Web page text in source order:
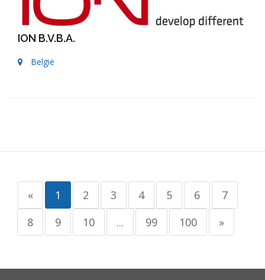
ION B.V.B.A.
België
« 1 2 3 4 5 6
7
8
9 10 ... 99 100 »